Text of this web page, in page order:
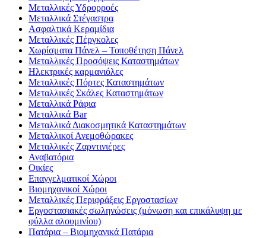
Μεταλλικές Υδρορροές
Μεταλλικά Στέγαστρα
Ασφαλτικά Κεραμίδια
Μεταλλικές Πέργκολες
Χωρίσματα Πάνελ – Τοποθέτηση Πάνελ
Μεταλλικές Προσόψεις Καταστημάτων
Ηλεκτρικές καρμανιόλες
Μεταλλικές Πόρτες Καταστημάτων
Μεταλλικές Σκάλες Καταστημάτων
Μεταλλικά Ράφια
Μεταλλικά Bar
Μεταλλικά Διακοσμητικά Καταστημάτων
Μεταλλικοί Ανεμοθώρακες
Μεταλλικές Ζαρντινιέρες
Αναβατόρια
Οικίες
Επαγγελματικοί Χώροι
Βιομηχανικοί Χώροι
Μεταλλικές Περιφράξεις Εργοστασίων
Εργοστασιακές σωληνώσεις (μόνωση και επικάλυψη με
φύλλα αλουμινίου)
Πατάρια – Βιομηχανικά Πατάρια